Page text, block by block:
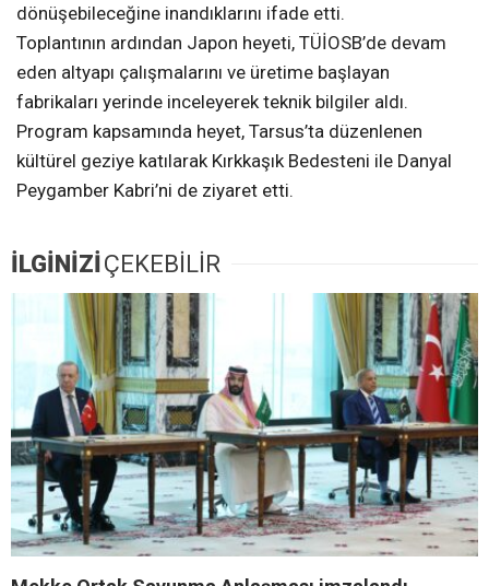
dönüşebileceğine inandıklarını ifade etti.
Toplantının ardından Japon heyeti, TÜİOSB’de devam
eden altyapı çalışmalarını ve üretime başlayan
fabrikaları yerinde inceleyerek teknik bilgiler aldı.
Program kapsamında heyet, Tarsus’ta düzenlenen
kültürel geziye katılarak Kırkkaşık Bedesteni ile Danyal
Peygamber Kabri’ni de ziyaret etti.
İLGİNİZİÇEKEBİLİR